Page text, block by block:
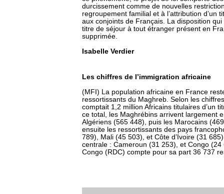
durcissement comme de nouvelles
regroupement familial et à l’attribution d’un
aux conjoints de Français. La disposition
titre de séjour à tout étranger présent en
supprimée.
Isabelle Verdier
Les chiffres de l’immigration africaine
(MFI) La population africaine en France
ressortissants du Maghreb. Selon les
comptait 1,2 million Africains titulaires d’un
ce total, les Maghrébins arrivent largement
Algériens (565 448), puis les Marocains
ensuite les ressortissants des pays
789), Mali (45 503), et Côte d’Ivoire (31
centrale : Cameroun (31 253), et Congo
Congo (RDC) compte pour sa part 36 737